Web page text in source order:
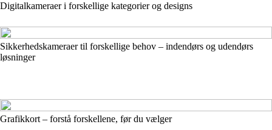
Digitalkameraer i forskellige kategorier og designs
Sikkerhedskameraer til forskellige behov – indendørs og udendørs
løsninger
Grafikkort – forstå forskellene, før du vælger